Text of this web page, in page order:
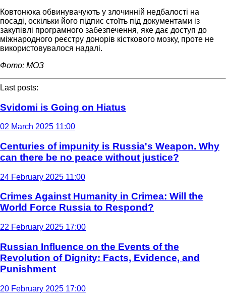
Ковтонюка обвинувачують у злочинній недбалості на
посаді, оскільки його підпис стоїть під документами із
закупівлі програмного забезпечення, яке дає доступ до
міжнародного реєстру донорів кісткового мозку, проте не
використовувалося надалі.
Фото: МОЗ
Last posts:
Svidomi is Going on Hiatus
02 March 2025 11:00
Centuries of impunity is Russia's Weapon. Why
can there be no peace without justice?
24 February 2025 11:00
Crimes Against Humanity in Crimea: Will the
World Force Russia to Respond?
22 February 2025 17:00
Russian Influence on the Events of the
Revolution of Dignity: Facts, Evidence, and
Punishment
20 February 2025 17:00